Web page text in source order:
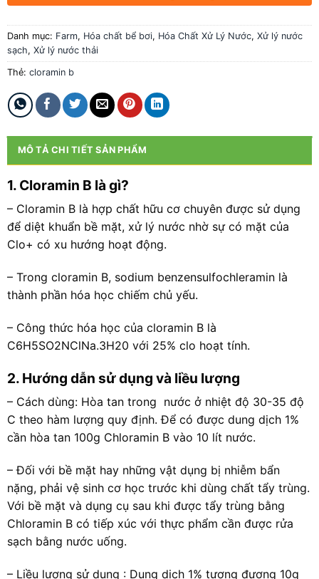
Danh mục: Farm, Hóa chất bể bơi, Hóa Chất Xử Lý Nước, Xử lý nước
sạch, Xử lý nước thải
Thẻ: cloramin b
MÔ TẢ CHI TIẾT SẢN PHẨM
1. Cloramin B là gì?
– Cloramin B là hợp chất hữu cơ chuyên được sử dụng
để diệt khuẩn bề mặt, xử lý nước nhờ sự có mặt của
Clo+ có xu hướng hoạt động.
– Trong cloramin B, sodium benzensulfochleramin là
thành phần hóa học chiếm chủ yếu.
– Công thức hóa học của cloramin B là
C6H5SO2NClNa.3H20 với 25% clo hoạt tính.
2. Hướng dẫn sử dụng và liều lượng
– Cách dùng: Hòa tan trong nước ở nhiệt độ 30-35 độ
C theo hàm lượng quy định. Để có được dung dịch 1%
cần hòa tan 100g Chloramin B vào 10 lít nước.
– Đối với bề mặt hay những vật dụng bị nhiễm bẩn
nặng, phải vệ sinh cơ học trước khi dùng chất tẩy trùng.
Với bề mặt và dụng cụ sau khi được tẩy trùng bằng
Chloramin B có tiếp xúc với thực phẩm cần được rửa
sạch bằng nước uống.
– Liều lượng sử dụng : Dung dịch 1% tương đương 10g